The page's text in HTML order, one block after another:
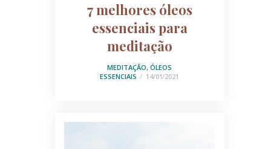
7 melhores óleos
essenciais para
meditação
MEDITAÇÃO, ÓLEOS
ESSENCIAIS
14/01/2021